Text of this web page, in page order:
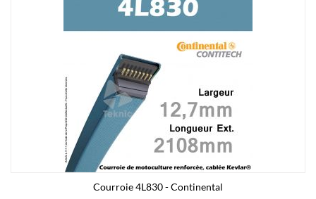
Courroie 4L830 - Continental